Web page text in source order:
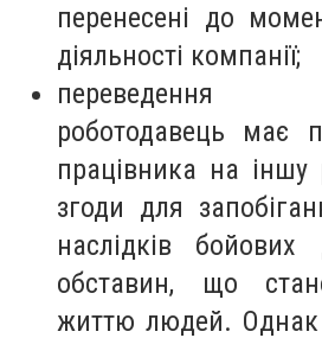
перенесені до
діяльності компанії;
переведення
роботодавець має
працівника на іншу
згоди для
наслідків
обставин, що
життю людей.